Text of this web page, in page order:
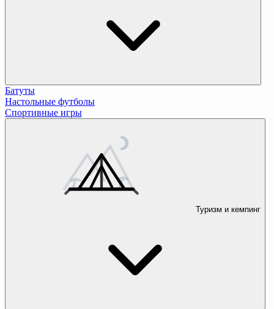
Батуты
Настольные футболы
Спортивные игры
Туризм и кемпинг